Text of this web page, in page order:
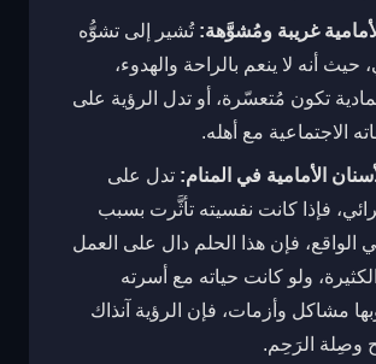
غريبة ومُشوَّهة:تُشير إلى تشوُّه
حيث أنه لا ينعم بالراحة والهدوء،
تكون مُتعسّرة، أو تدل الرؤية على
الاجتماعية مع أهله.
الأمامية في المنام: تدل على
فإذا كانت نفسيته تأثَّرت بسبب
الواقع، فإن هذا الحلم دال على العمل
ولو كانت حياته مع أسرته
مشاكل وأزمات، فإن الرؤية آنذاك
وصِلة الرَحِم.